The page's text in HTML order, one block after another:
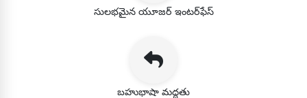
సులభమైన యూజర్ ఇంటర్‌ఫేస్
బహుభాషా మద్దతు